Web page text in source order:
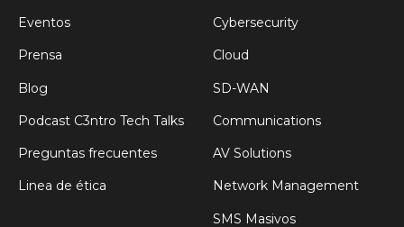
Eventos
Prensa
Blog
Podcast C3ntro Tech Talks
Preguntas frecuentes
Linea de ética
Cybersecurity
Cloud
SD-WAN
Communications
AV Solutions
Network Management
SMS Masivos